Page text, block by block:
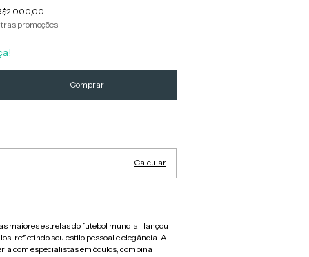
promoções
Calcular
maiores estrelas do futebol mundial, lançou
refletindo seu estilo pessoal e elegância. A
com especialistas em óculos, combina